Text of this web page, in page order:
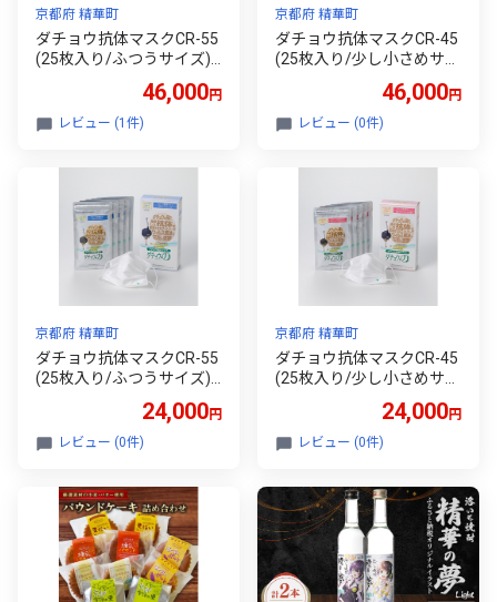
京都府 精華町
ダチョウ抗体マスクCR-55
(25枚入り/ふつうサイズ)×
46,000円
レビュー (1件)
京都府 精華町
ダチョウ抗体マスクCR-45
(25枚入り/少し小さめサイ
46,000円
レビュー (0件)
京都府 精華町
ダチョウ抗体マスクCR-55
(25枚入り/ふつうサイズ)×
24,000円
レビュー (0件)
京都府 精華町
ダチョウ抗体マスクCR-45
(25枚入り/少し小さめサイ
24,000円
レビュー (0件)